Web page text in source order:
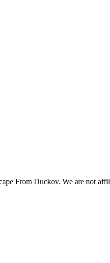
From Duckov. We are not